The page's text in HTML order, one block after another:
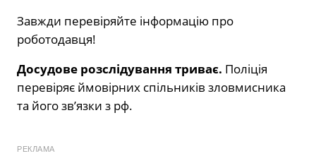
Завжди перевіряйте інформацію про
роботодавця!
Досудове розслідування триває. Поліція
перевіряє ймовірних спільників зловмисника
та його зв’язки з рф.
РЕКЛАМА